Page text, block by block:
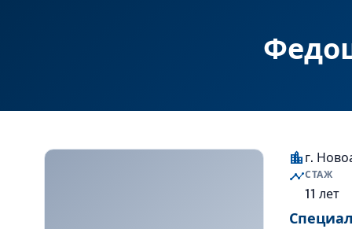
location_city г.
timelineСТАЖ
11 лет